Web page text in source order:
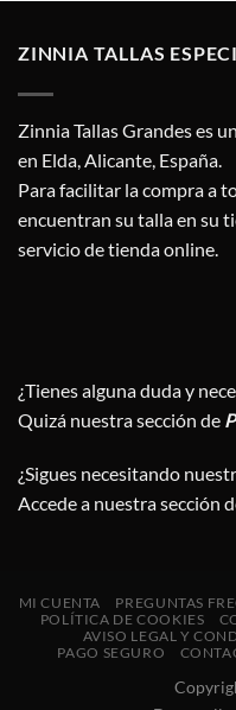
ZINNIA TALLAS
Zinnia Tallas Grandes es
en Elda, Alicante, España.
Para facilitar la compra a
encuentran su talla en su
servicio de tienda online.
¿Tienes alguna duda y
Quizá nuestra sección de
¿Sigues necesitando
Accede a nuestra sección
MI CUENTA PREGUNTAS
POLÍTICA DE COOKIES
AVISO LEGAL Y
PAGO SEGURO